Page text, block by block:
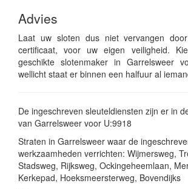
Advies
Laat uw sloten dus niet vervangen
certificaat, voor uw eigen veiligheid.
geschikte slotenmaker in Garrelsweer
wellicht staat er binnen een halfuur al
De ingeschreven sleuteldiensten zijn er in
van Garrelsweer voor U:9918
Straten in Garrelsweer waar de
werkzaamheden verrichten: Wijmersweg,
Stadsweg, Rijksweg, Ockingeheemlaan,
Kerkepad, Hoeksmeersterweg, Bovendijks